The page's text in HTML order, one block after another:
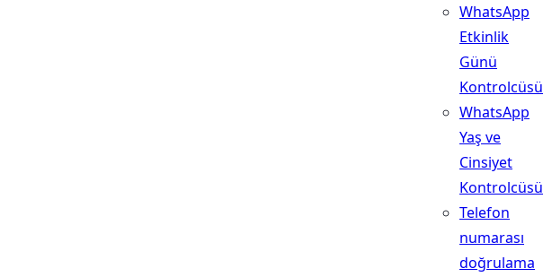
WhatsApp
Etkinlik
Günü
Kontrolcüsü
WhatsApp
Yaş ve
Cinsiyet
Kontrolcüsü
Telefon
numarası
doğrulama